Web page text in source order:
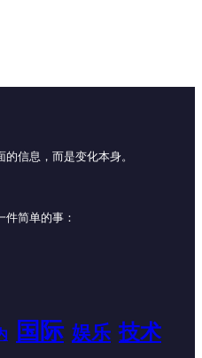
信息，而是变化本身。
简单的事：
国际 娱乐 技术